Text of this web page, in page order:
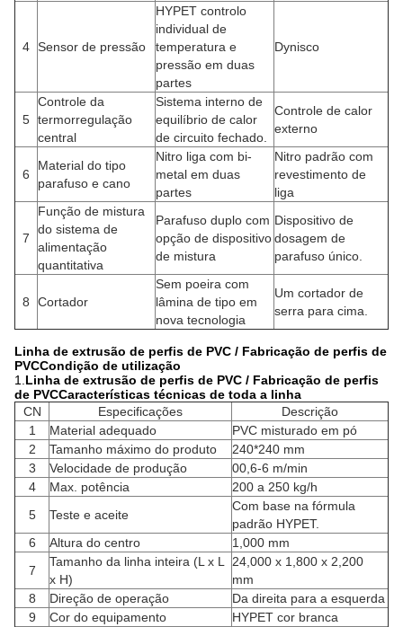
4 Sensor de pressão
HYPET controlo
individual de
temperatura e
pressão em duas
partes
Dynisco
5
Controle da
termorregulação
central
Sistema interno de
equilíbrio de calor
de circuito fechado.
Controle de calor
externo
6
Material do tipo
parafuso e cano
Nitro liga com bi-
metal em duas
partes
Nitro padrão com
revestimento de
liga
7
Função de mistura
do sistema de
alimentação
quantitativa
Parafuso duplo com
opção de dispositivo
de mistura
Dispositivo de
dosagem de
parafuso único.
8 Cortador
Sem poeira com
lâmina de tipo em
nova tecnologia
Um cortador de
serra para cima.
Linha de extrusão de perfis de PVC / Fabricação de perfis de
PVCCondição de utilização
1. Linha de extrusão de perfis de PVC / Fabricação de perfis
de PVCCaracterísticas técnicas de toda a linha
CN
Especificações
Descrição
1
Material adequado
PVC misturado em pó
2
Tamanho máximo do produto
240*240 mm
3
Velocidade de produção
00,6-6 m/min
4
Max. potência
200 a 250 kg/h
5
Teste e aceite
Com base na fórmula
padrão HYPET.
6
Altura do centro
1,000 mm
7
Tamanho da linha inteira (L x L
x H)
24,000 x 1,800 x 2,200
mm
8
Direção de operação
Da direita para a esquerda
9
Cor do equipamento
HYPET cor branca